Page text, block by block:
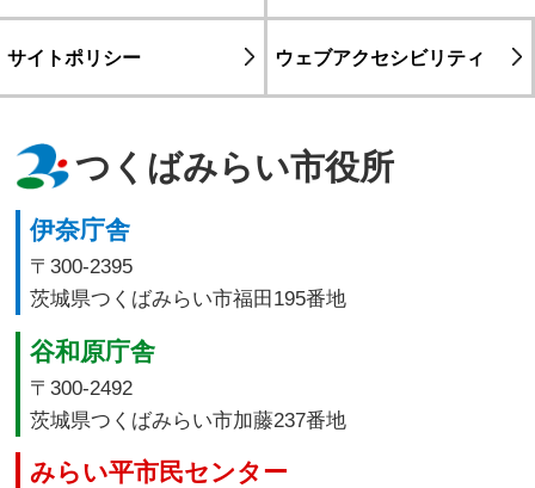
サイトポリシー ウェブアクセシビリティ
つくばみらい市役所
伊奈庁舎
〒300-2395
茨城県つくばみらい市福田195番地
谷和原庁舎
〒300-2492
茨城県つくばみらい市加藤237番地
みらい平市民センター